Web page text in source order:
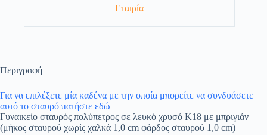
Εταιρία
Περιγραφή
Για να επιλέξετε μία καδένα με την οποία μπορείτε να συνδυάσετε
αυτό το σταυρό πατήστε εδώ
Γυναικείο σταυρός πολύπετρος σε λευκό χρυσό Κ18 με μπριγιάν
(μήκος σταυρού χωρίς χαλκά 1,0 cm φάρδος σταυρού 1,0 cm)